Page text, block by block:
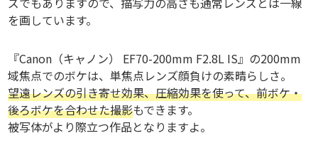
を画しています。
『Canon（キャノン） EF70-200mm F2.8L IS』の200mm
域焦点でのボケは、単焦点レンズ顔負けの素晴らしさ。
望遠レンズの引き寄せ効果、圧縮効果を使って、前ボケ・
後ろボケを合わせた撮影もできます。
被写体がより際立つ作品となりますよ。